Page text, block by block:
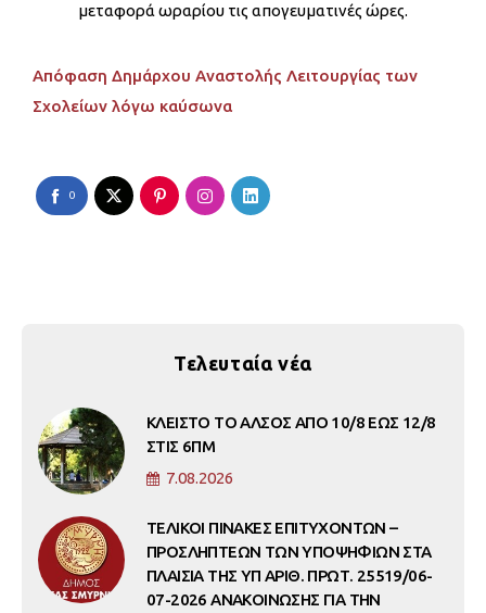
μεταφορά ωραρίου τις απογευματινές ώρες.
Απόφαση Δημάρχου Αναστολής Λειτουργίας των
Σχολείων λόγω καύσωνα
0
Τελευταία νέα
ΚΛΕΙΣΤΟ ΤΟ ΑΛΣΟΣ ΑΠΟ 10/8 ΕΩΣ 12/8
ΣΤΙΣ 6ΠΜ
7.08.2026
ΤΕΛΙΚΟΙ ΠΙΝΑΚΕΣ ΕΠΙΤΥΧΟΝΤΩΝ –
ΠΡΟΣΛΗΠΤΕΩΝ ΤΩΝ ΥΠΟΨΗΦΙΩΝ ΣΤΑ
ΠΛΑΙΣΙΑ ΤΗΣ ΥΠ ΑΡΙΘ. ΠΡΩΤ. 25519/06-
07-2026 ΑΝΑΚΟΙΝΩΣΗΣ ΓΙΑ ΤΗΝ